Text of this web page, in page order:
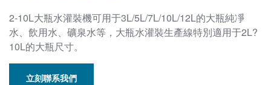
2-10L大瓶水灌裝機可用于3L/5L/7L/10L/12L的大瓶純凈
水、飲用水、礦泉水等，大瓶水灌裝生產線特別適用于2L?
10L的大瓶尺寸。
立刻聯系我們